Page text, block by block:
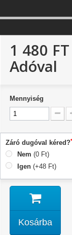
1 480 FT
Adóval
Mennyiség
Záró dugóval kéred?*
Nem (0 Ft)
Igen (+48 Ft)
Kosárba